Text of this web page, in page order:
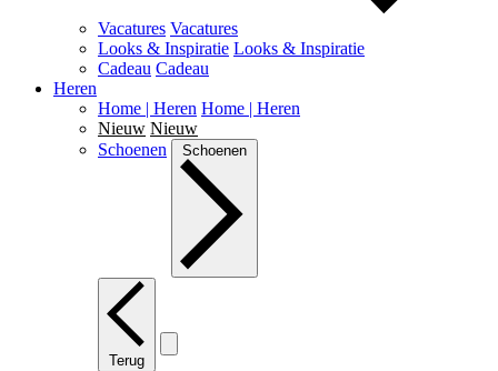
Vacatures Vacatures
Looks & Inspiratie Looks & Inspiratie
Cadeau Cadeau
Heren
Home | Heren Home | Heren
Nieuw Nieuw
Schoenen
Schoenen
Terug